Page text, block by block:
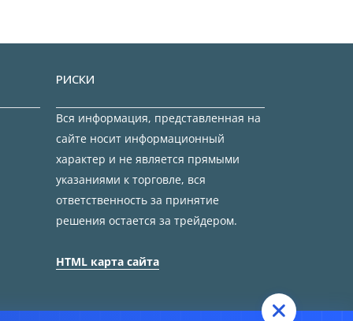
РИСКИ
Вся информация, представленная на
сайте носит информационный
характер и не является прямыми
указаниями к торговле, вся
ответственность за принятие
решения остается за трейдером.
HTML карта сайта